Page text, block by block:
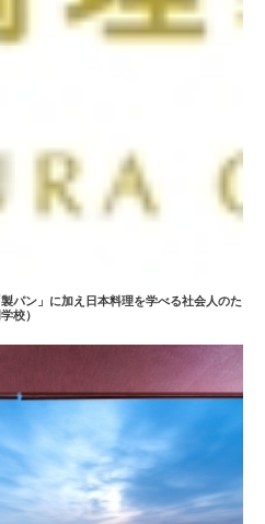
パン」に加え日本料理を学べる社会人のた
校）